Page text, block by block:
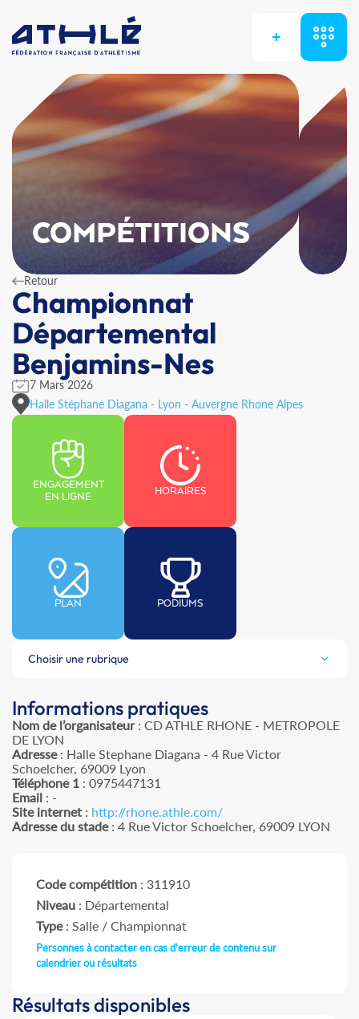
+
COMPÉTITIONS
Retour
Championnat
Départemental
Benjamins-Nes
7 Mars 2026
Halle Stéphane Diagana - Lyon - Auvergne Rhone Alpes
ENGAGEMENT
EN LIGNE
HORAIRES
PLAN PODIUMS
Choisir une rubrique
Informations pratiques
Nom de l’organisateur: CD ATHLE RHONE - METROPOLE
DE LYON
Adresse: Halle Stephane Diagana - 4 Rue Victor
Schoelcher, 69009 Lyon
Téléphone 1 : 0975447131
Email : -
Site internet : http://rhone.athle.com/
Adresse du stade: 4 Rue Victor Schoelcher, 69009 LYON
Code compétition : 311910
Niveau : Départemental
Type: Salle / Championnat
Personnes à contacter en cas d'erreur de contenu sur
calendrier ou résultats
Résultats disponibles